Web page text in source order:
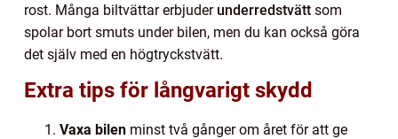
rost. Många biltvättar erbjuder underredstvätt som
spolar bort smuts under bilen, men du kan också göra
det själv med en högtryckstvätt.
Extra tips för långvarigt skydd
Vaxa bilen minst två gånger om året för att ge